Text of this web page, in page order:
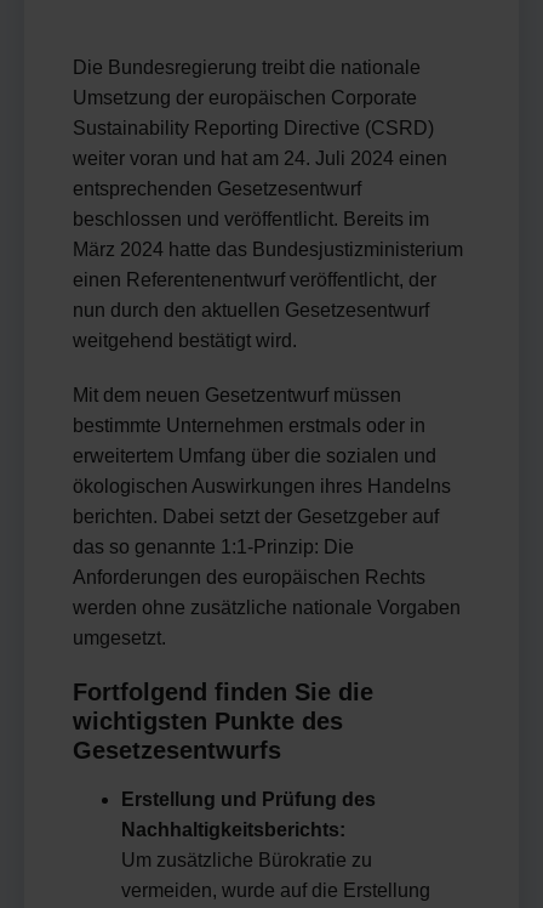
Die Bundesregierung treibt die nationale
Umsetzung der europäischen Corporate
Sustainability Reporting Directive (CSRD)
weiter voran und hat am 24. Juli 2024 einen
entsprechenden Gesetzesentwurf
beschlossen und veröffentlicht. Bereits im
März 2024 hatte das Bundesjustizministerium
einen Referentenentwurf veröffentlicht, der
nun durch den aktuellen Gesetzesentwurf
weitgehend bestätigt wird.
Mit dem neuen Gesetzentwurf müssen
bestimmte Unternehmen erstmals oder in
erweitertem Umfang über die sozialen und
ökologischen Auswirkungen ihres Handelns
berichten. Dabei setzt der Gesetzgeber auf
das so genannte 1:1-Prinzip: Die
Anforderungen des europäischen Rechts
werden ohne zusätzliche nationale Vorgaben
umgesetzt.
Fortfolgend finden Sie die
wichtigsten Punkte des
Gesetzesentwurfs
Erstellung und Prüfung des
Nachhaltigkeitsberichts:
Um zusätzliche Bürokratie zu
vermeiden, wurde auf die Erstellung